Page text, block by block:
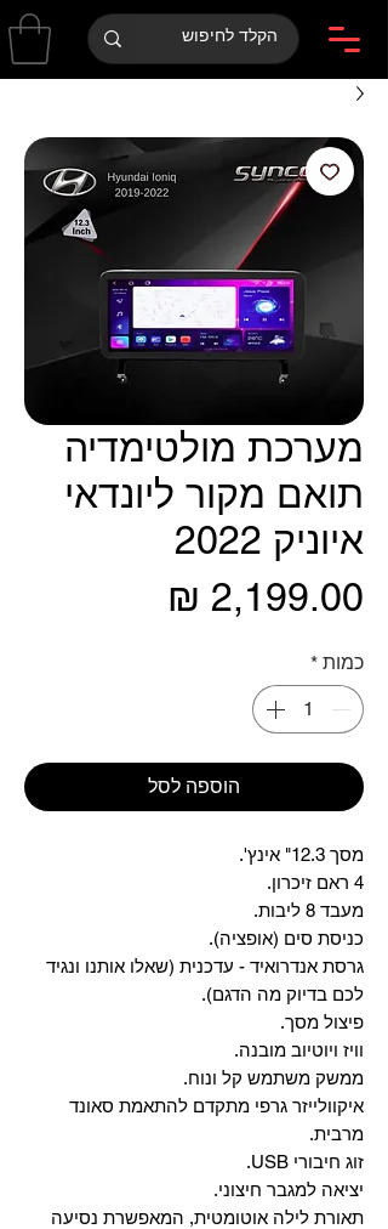
מערכת מולטימדיה
תואם מקור ליונדאי
איוניק 2022
כמות *
הוספה לסל
מסך 12.3" אינץ'.
4 ראם זיכרון.
מעבד 8 ליבות.
כניסת סים (אופציה).
גרסת אנדרואיד - עדכנית (שאלו אותנו ונגיד
לכם בדיוק מה הדגם).
פיצול מסך.
וויז ויוטיוב מובנה.
ממשק משתמש קל ונוח.
איקוולייזר גרפי מתקדם להתאמת סאונד
מרבית.
זוג חיבורי USB.
יציאה למגבר חיצוני.
תאורת לילה אוטומטית, המאפשרת נסיעה